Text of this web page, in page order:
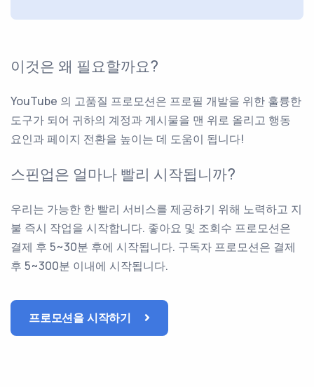
이것은 왜 필요할까요?
YouTube 의 고품질 프로모션은 프로필 개발을 위한 훌륭한
도구가 되어 귀하의 계정과 게시물을 맨 위로 올리고 행동
요인과 페이지 전환을 높이는 데 도움이 됩니다!
스핀업은 얼마나 빨리 시작됩니까?
우리는 가능한 한 빨리 서비스를 제공하기 위해 노력하고 지
불 즉시 작업을 시작합니다. 좋아요 및 조회수 프로모션은
결제 후 5~30분 후에 시작됩니다. 구독자 프로모션은 결제
후 5~300분 이내에 시작됩니다.
프로모션을 시작하기